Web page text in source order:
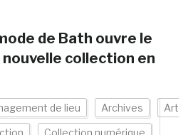
de Bath ouvre le
collection en
de lieu Archives Art